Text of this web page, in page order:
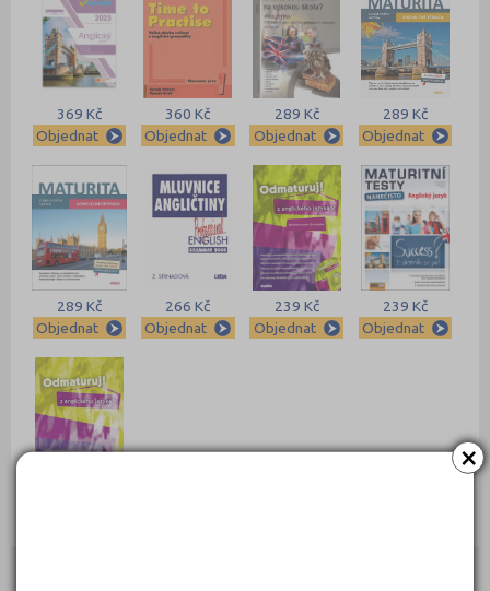
×
369 Kč
Objednat
360 Kč
Objednat
289 Kč
Objednat
289 Kč
Objednat
289 Kč
Objednat
266 Kč
Objednat
239 Kč
Objednat
239 Kč
Objednat